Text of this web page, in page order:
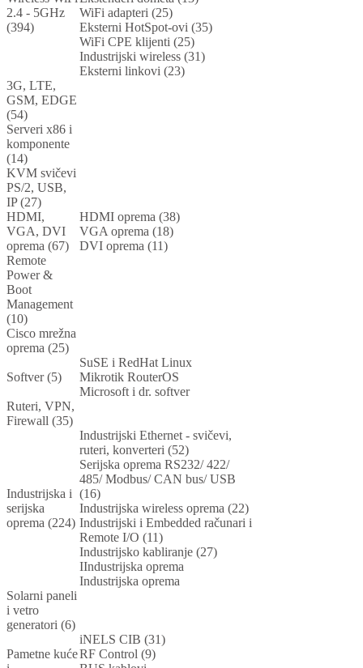
2.4 - 5GHz
(394)
WiFi adapteri (25)
Eksterni HotSpot-ovi (35)
WiFi CPE klijenti (25)
Industrijski wireless (31)
Eksterni linkovi (23)
3G, LTE,
GSM, EDGE
(54)
Serveri x86 i
komponente
(14)
KVM svičevi
PS/2, USB,
IP (27)
HDMI,
VGA, DVI
oprema (67)
HDMI oprema (38)
VGA oprema (18)
DVI oprema (11)
Remote
Power &
Boot
Management
(10)
Cisco mrežna
oprema (25)
Softver (5)
SuSE i RedHat Linux
Mikrotik RouterOS
Microsoft i dr. softver
Ruteri, VPN,
Firewall (35)
Industrijska i
serijska
oprema (224)
Industrijski Ethernet - svičevi,
ruteri, konverteri (52)
Serijska oprema RS232/ 422/
485/ Modbus/ CAN bus/ USB
(16)
Industrijska wireless oprema (22)
Industrijski i Embedded računari i
Remote I/O (11)
Industrijsko kabliranje (27)
IIndustrijska oprema
Industrijska oprema
Solarni paneli
i vetro
generatori (6)
Pametne kuće
iNELS CIB (31)
RF Control (9)